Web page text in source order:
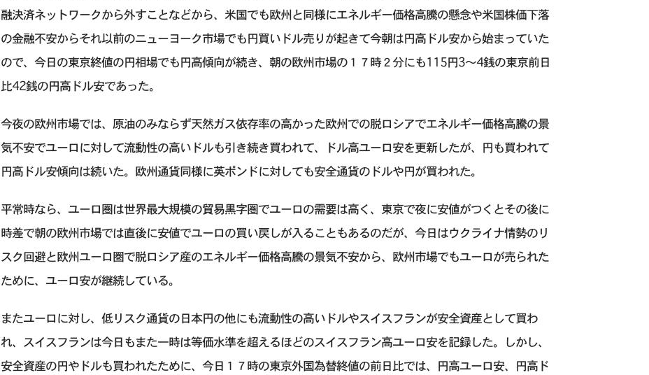
融決済ネットワークから外すことなどから、米国でも欧州と同様にエネルギー価格高騰の懸念や米国株価下落
の金融不安からそれ以前のニューヨーク市場でも円買いドル売りが起きて今朝は円高ドル安から始まっていた
ので、今日の東京終値の円相場でも円高傾向が続き、朝の欧州市場の１７時２分にも115円3〜4銭の東京前日
比42銭の円高ドル安であった。
今夜の欧州市場では、原油のみならず天然ガス依存率の高かった欧州での脱ロシアでエネルギー価格高騰の景
気不安でユーロに対して流動性の高いドルも引き続き買われて、ドル高ユーロ安を更新したが、円も買われて
円高ドル安傾向は続いた。欧州通貨同様に英ポンドに対しても安全通貨のドルや円が買われた。
平常時なら、ユーロ圏は世界最大規模の貿易黒字圏でユーロの需要は高く、東京で夜に安値がつくとその後に
時差で朝の欧州市場では直後に安値でユーロの買い戻しが入ることもあるのだが、今日はウクライナ情勢のリ
スク回避と欧州ユーロ圏で脱ロシア産のエネルギー価格高騰の景気不安から、欧州市場でもユーロが売られた
ために、ユーロ安が継続している。
またユーロに対し、低リスク通貨の日本円の他にも流動性の高いドルやスイスフランが安全資産として買わ
れ、スイスフランは今日もまた一時は等価水準を超えるほどのスイスフラン高ユーロ安を記録した。しかし、
安全資産の円やドルも買われたために、今日１７時の東京外国為替終値の前日比では、円高ユーロ安、円高ド